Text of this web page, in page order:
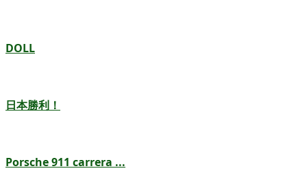
DOLL
日本勝利！
Porsche 911 carrera ...